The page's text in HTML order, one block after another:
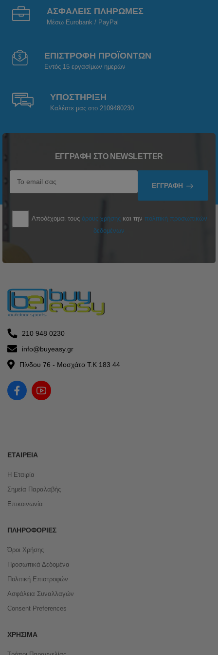
ΑΣΦΑΛΕΙΣ ΠΛΗΡΩΜΕΣ
Μέσω Eurobank / PayPal
ΕΠΙΣΤΡΟΦΗ ΠΡΟΪΟΝΤΩΝ
Εντός 15 εργασίμων ημερών
ΥΠΟΣΤΗΡΙΞΗ
Καλέστε μας στο 2109480230
ΕΓΓΡΑΦΉ ΣΤΟ NEWSLETTER
ΕΓΓΡΑΦΉ
Αποδέχομαι τους όρους χρήσης και την πολιτική προσωπικών
δεδομένων
210 948 0230
info@buyeasy.gr
Πίνδου 76 - Μοσχάτο Τ.Κ 183 44
ΕΤΑΙΡΕΊΑ
Η Εταιρία
Σημεία Παραλαβής
Επικοινωνία
ΠΛΗΡΟΦΟΡΊΕΣ
Όροι Χρήσης
Προσωπικά Δεδομένα
Πολιτική Επιστροφών
Ασφάλεια Συναλλαγών
Consent Preferences
ΧΡΉΣΙΜΑ